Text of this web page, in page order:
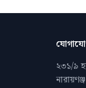
২৩১/৯